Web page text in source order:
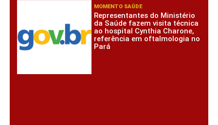
MOMENTO SAÚDE
Representantes do Ministério
da Saúde fazem visita técnica
ao hospital Cynthia Charone,
referência em oftalmologia no
Pará